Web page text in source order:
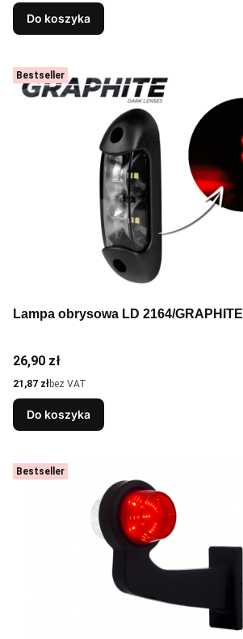
Do koszyka
Bestseller
Lampa obrysowa LD 2164/GRAPHITE
Cena
26,90 zł
Cena
21,87 złbez VAT
Do koszyka
Bestseller